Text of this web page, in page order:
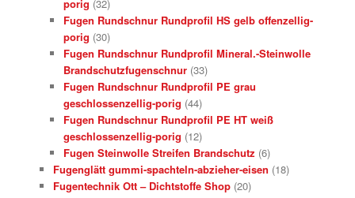
porig (32)
Fugen Rundschnur Rundprofil HS gelb offenzellig-
porig (30)
Fugen Rundschnur Rundprofil Mineral.-Steinwolle
Brandschutzfugenschnur (33)
Fugen Rundschnur Rundprofil PE grau
geschlossenzellig-porig (44)
Fugen Rundschnur Rundprofil PE HT weiß
geschlossenzellig-porig (12)
Fugen Steinwolle Streifen Brandschutz (6)
Fugenglätt gummi-spachteln-abzieher-eisen (18)
Fugentechnik Ott – Dichtstoffe Shop (20)